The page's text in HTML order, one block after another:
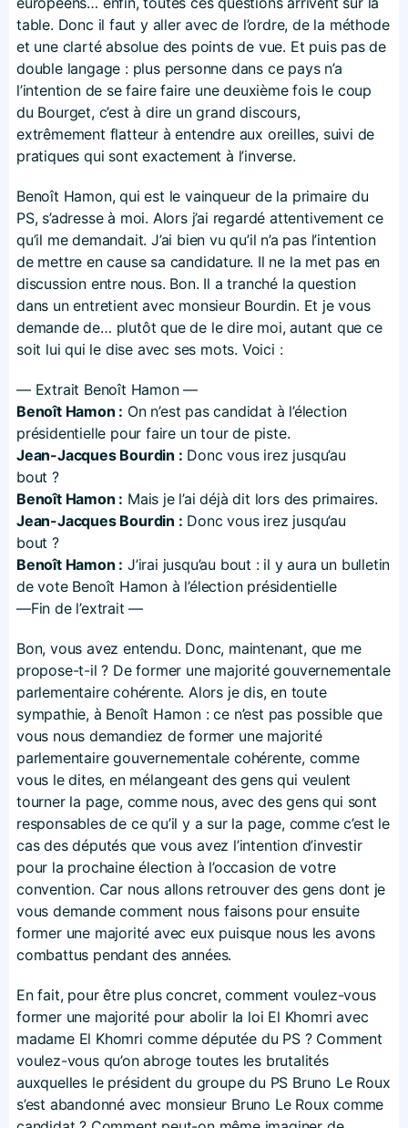
table. Donc il faut y aller avec de l’ordre, de la méthode
et une clarté absolue des points de vue. Et puis pas de
double langage : plus personne dans ce pays n’a
l’intention de se faire faire une deuxième fois le coup
du Bourget, c’est à dire un grand discours,
extrêmement flatteur à entendre aux oreilles, suivi de
pratiques qui sont exactement à l’inverse.
Benoît Hamon, qui est le vainqueur de la primaire du
PS, s’adresse à moi. Alors j’ai regardé attentivement ce
qu’il me demandait. J’ai bien vu qu’il n’a pas l’intention
de mettre en cause sa candidature. Il ne la met pas en
discussion entre nous. Bon. Il a tranché la question
dans un entretient avec monsieur Bourdin. Et je vous
demande de… plutôt que de le dire moi, autant que ce
soit lui qui le dise avec ses mots. Voici :
— Extrait Benoît Hamon —
Benoît Hamon : On n’est pas candidat à l’élection
présidentielle pour faire un tour de piste.
Jean-Jacques Bourdin : Donc vous irez jusqu’au
bout ?
Benoît Hamon : Mais je l’ai déjà dit lors des primaires.
Jean-Jacques Bourdin : Donc vous irez jusqu’au
bout ?
Benoît Hamon : J’irai jusqu’au bout : il y aura un bulletin
de vote Benoît Hamon à l’élection présidentielle
—Fin de l’extrait —
Bon, vous avez entendu. Donc, maintenant, que me
propose-t-il ? De former une majorité gouvernementale
parlementaire cohérente. Alors je dis, en toute
sympathie, à Benoît Hamon : ce n’est pas possible que
vous nous demandiez de former une majorité
parlementaire gouvernementale cohérente, comme
vous le dites, en mélangeant des gens qui veulent
tourner la page, comme nous, avec des gens qui sont
responsables de ce qu’il y a sur la page, comme c’est le
cas des députés que vous avez l’intention d’investir
pour la prochaine élection à l’occasion de votre
convention. Car nous allons retrouver des gens dont je
vous demande comment nous faisons pour ensuite
former une majorité avec eux puisque nous les avons
combattus pendant des années.
En fait, pour être plus concret, comment voulez-vous
former une majorité pour abolir la loi El Khomri avec
madame El Khomri comme députée du PS ? Comment
voulez-vous qu’on abroge toutes les brutalités
auxquelles le président du groupe du PS Bruno Le Roux
s’est abandonné avec monsieur Bruno Le Roux comme